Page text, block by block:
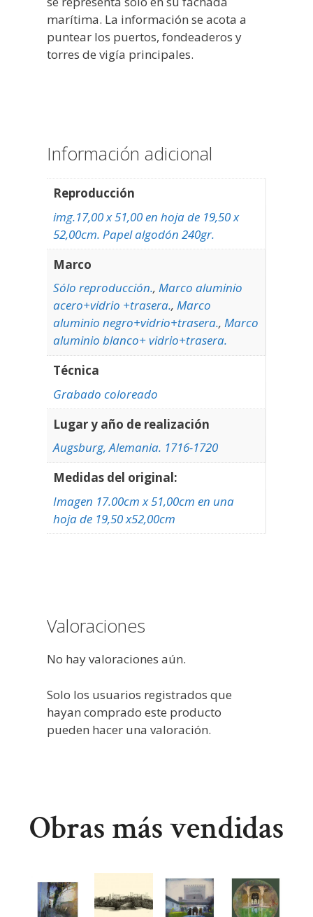
marítima. La información se acota a
puntear los puertos, fondeaderos y
torres de vigía principales.
Información adicional
Reproducción
img.17,00 x 51,00 en hoja de 19,50 x
52,00cm. Papel algodón 240gr.
Marco
Sólo reproducción., Marco aluminio
acero+vidrio +trasera., Marco
aluminio negro+vidrio+trasera., Marco
aluminio blanco+ vidrio+trasera.
Técnica
Grabado coloreado
Lugar y año de realización
Augsburg, Alemania. 1716-1720
Medidas del original:
Imagen 17.00cm x 51,00cm en una
hoja de 19,50 x52,00cm
Valoraciones
No hay valoraciones aún.
Solo los usuarios registrados que
hayan comprado este producto
pueden hacer una valoración.
Obras más vendidas